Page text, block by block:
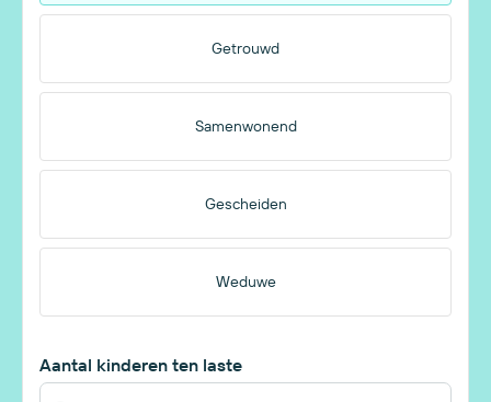
Getrouwd
Samenwonend
Gescheiden
Weduwe
Aantal kinderen ten laste